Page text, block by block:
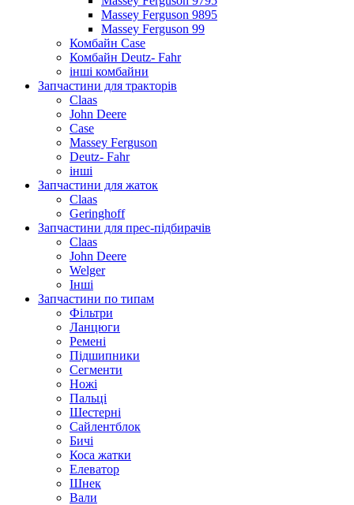
Massey Ferguson 9895
Massey Ferguson 99
Комбайн Case
Комбайн Deutz- Fahr
інші комбайни
Запчастини для тракторів
Claas
John Deere
Case
Massey Ferguson
Deutz- Fahr
інші
Запчастини для жаток
Claas
Geringhoff
Запчастини для прес-підбирачів
Claas
John Deere
Welger
Інші
Запчастини по типам
Фільтри
Ланцюги
Ремені
Підшипники
Сегменти
Ножі
Пальці
Шестерні
Сайлентблок
Бичі
Коса жатки
Елеватор
Шнек
Вали